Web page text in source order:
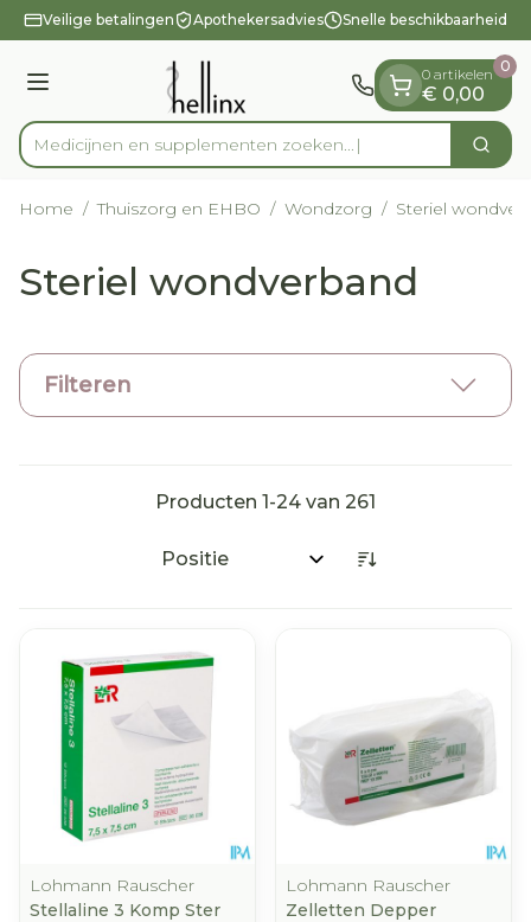
Ga naar de inhoud
1 van 1
Veilige betalingen Apothekersadvies Snelle beschikbaarheid
Menu
Product, merk, categorie...
Medicijnen en supplemen Zoek
0 artikelen
€ 0,00
0
Home / Thuiszorg en EHBO / Wondzorg / Steriel
Steriel wondverband
Filteren
Producten 1-24 van 261
Sorteer op:
Lohmann Rauscher
Stellaline 3 Komp Ster
Lohmann Rauscher
Zelletten Depper